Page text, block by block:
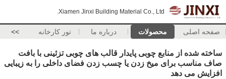
Xiamen Jinxi Building Material Co., Ltd.
صفحه اصلی محصولات درباره ما تور کارخانه >>
ساخته شده از منابع چوبی پایدار قالب های چوبی تزئینی با بافت
صاف مناسب برای میخ زدن یا چسب زدن فضای داخلی را به زیبایی
افزایش می دهد